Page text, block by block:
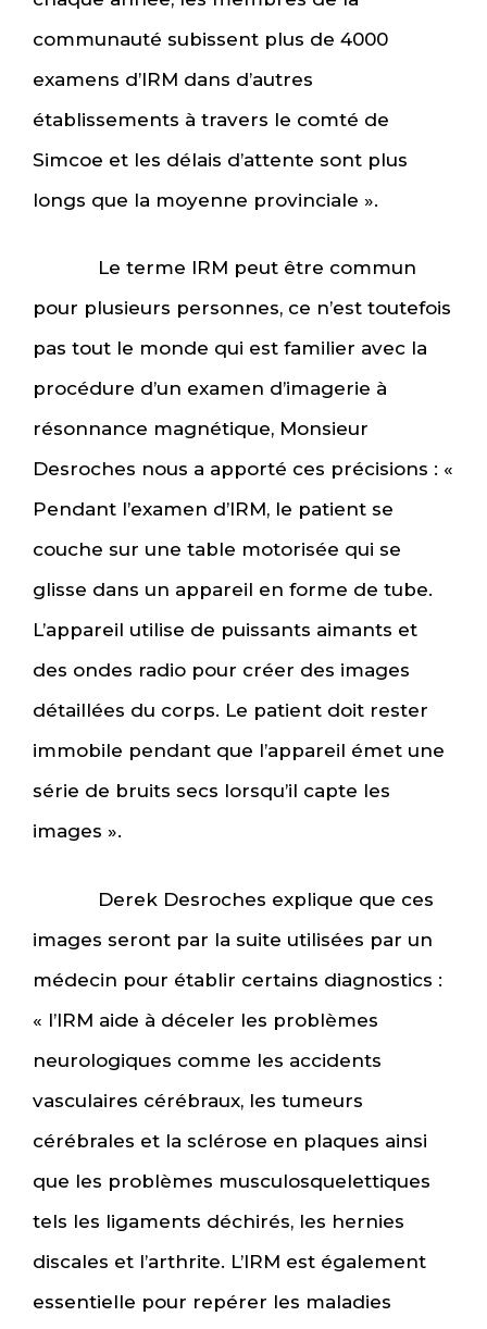
communauté subissent plus de 4000
examens d’IRM dans d’autres
établissements à travers le comté de
Simcoe et les délais d’attente sont plus
longs que la moyenne provinciale ».
Le terme IRM peut être commun
pour plusieurs personnes, ce n’est toutefois
pas tout le monde qui est familier avec la
procédure d’un examen d’imagerie à
résonnance magnétique, Monsieur
Desroches nous a apporté ces précisions : «
Pendant l’examen d’IRM, le patient se
couche sur une table motorisée qui se
glisse dans un appareil en forme de tube.
L’appareil utilise de puissants aimants et
des ondes radio pour créer des images
détaillées du corps. Le patient doit rester
immobile pendant que l’appareil émet une
série de bruits secs lorsqu’il capte les
images ».
Derek Desroches explique que ces
images seront par la suite utilisées par un
médecin pour établir certains diagnostics :
« l’IRM aide à déceler les problèmes
neurologiques comme les accidents
vasculaires cérébraux, les tumeurs
cérébrales et la sclérose en plaques ainsi
que les problèmes musculosquelettiques
tels les ligaments déchirés, les hernies
discales et l’arthrite. L’IRM est également
essentielle pour repérer les maladies